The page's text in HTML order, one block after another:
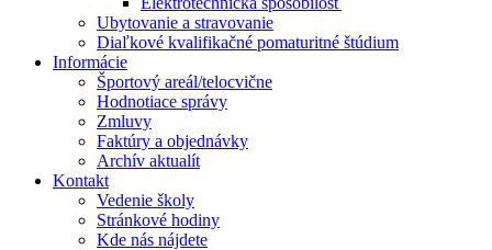
Ubytovanie a stravovanie
Diaľkové kvalifikačné pomaturitné štúdium
Informácie
Športový areál/telocvične
Hodnotiace správy
Zmluvy
Faktúry a objednávky
Archív aktualít
Kontakt
Vedenie školy
Stránkové hodiny
Kde nás nájdete